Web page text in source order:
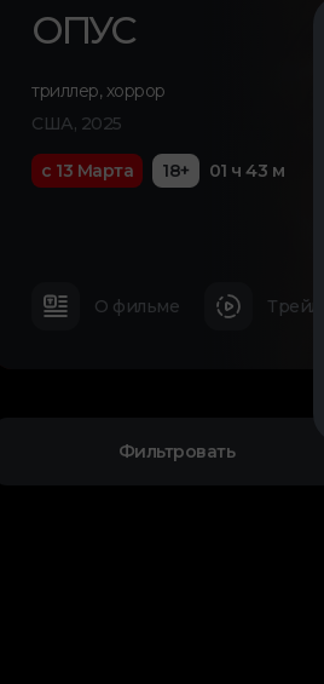
ОПУС
триллер,хоррор
США, 2025
с 13 Марта 18+ 01 ч 43 м
О фильме
Фильтровать